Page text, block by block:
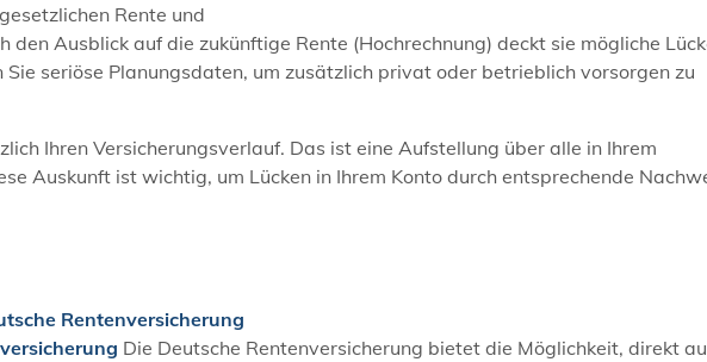
Rente und
den Ausblick auf die zukünftige Rente (Hochrechnung) deckt sie mögliche
seriöse Planungsdaten, um zusätzlich privat oder betrieblich vorsorgen zu
Ihren Versicherungsverlauf. Das ist eine Aufstellung über alle in Ihrem
Auskunft ist wichtig, um Lücken in Ihrem Konto durch entsprechende
Rentenversicherung
Die Deutsche Rentenversicherung bietet die Möglichkeit, direkt